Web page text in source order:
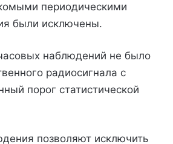
периодическими
были исключены.
наблюдений не было
радиосигнала с
порог статистической
позволяют исключить